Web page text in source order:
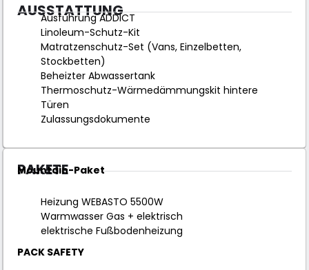
AUSSTATTUNG
Ausführung ADDICT
Linoleum-Schutz-Kit
Matratzenschutz-Set (Vans, Einzelbetten,
Stockbetten)
Beheizter Abwassertank
Thermoschutz-Wärmedämmungskit hintere
Türen
Zulassungsdokumente
PAKETE
Mountain-Paket
Heizung WEBASTO 5500W
Warmwasser Gas + elektrisch
elektrische Fußbodenheizung
PACK SAFETY